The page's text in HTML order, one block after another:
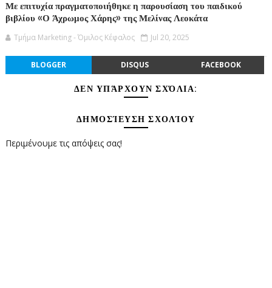
Με επιτυχία πραγματοποιήθηκε η παρουσίαση του παιδικού
βιβλίου «Ο Άχρωμος Χάρης» της Μελίνας Λεοκάτα
Τμήμα Marketing - Όμιλος Κέφαλος Jul 20, 2025
BLOGGER DISQUS FACEBOOK
ΔΕΝ ΥΠΆΡΧΟΥΝ ΣΧΌΛΙΑ:
ΔΗΜΟΣΊΕΥΣΗ ΣΧΟΛΊΟΥ
Περιμένουμε τις απόψεις σας!